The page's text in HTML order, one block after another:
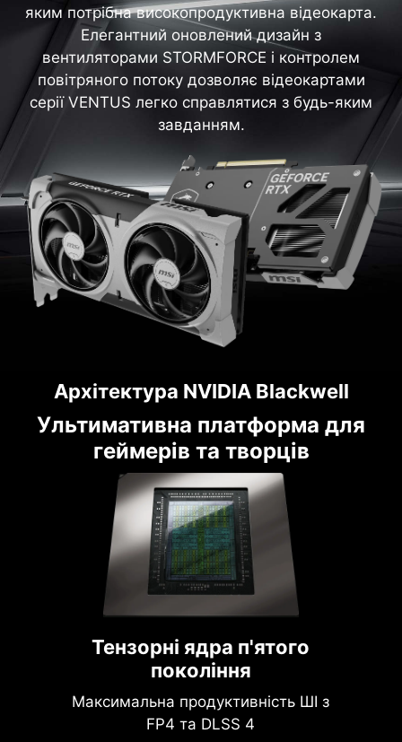
яким потрібна високопродуктивна відеокарта.
Елегантний оновлений дизайн з
вентиляторами STORMFORCE і контролем
повітряного потоку дозволяє відеокартами
серії VENTUS легко справлятися з будь-яким
завданням.
Архітектура NVIDIA Blackwell
Ультимативна платформа для
геймерів та творців
Тензорні ядра п'ятого
покоління
Максимальна продуктивність ШІ з
FP4 та DLSS 4